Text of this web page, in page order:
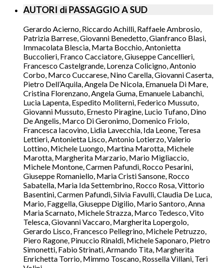
AUTORI di PASSAGGIO A SUD
Gerardo Acierno, Riccardo Achilli, Raffaele Ambrosio,
Patrizia Barrese, Giovanni Benedetto, Gianfranco Blasi,
Immacolata Blescia, Marta Bocchio, Antonietta
Buccolieri, Franco Cacciatore, Giuseppe Cancellieri,
Francesco Castelgrande, Lorenza Colicigno, Antonio
Corbo, Marco Cuccarese, Nino Carella, Giovanni Caserta,
Pietro Dell’Aquila, Angela De Nicola, Emanuela Di Mare,
Cristina Florenzano, Angela Guma, Emanuele Labanchi,
Lucia Lapenta, Espedito Moliterni, Federico Mussuto,
Giovanni Mussuto, Ernesto Piragine, Lucio Tufano, Dino
De Angelis, Marco Di Geronimo, Domenico Friolo,
Francesca Iacovino, Lidia Lavecchia, Ida Leone, Teresa
Lettieri, Antonietta Lisco, Antonio Lotierzo, Valerio
Lottino, Michele Luongo, Martina Marotta, Michele
Marotta, Margherita Marzario, Mario Migliaccio,
Michele Montone, Carmen Pafundi, Rocco Pesarini,
Giuseppe Romaniello, Maria Cristi Sansone, Rocco
Sabatella, Maria Ida Settembrino, Rocco Rosa, Vittorio
Basentini, Carmen Pafundi, Silvia Favulli, Claudia De Luca,
Mario, Faggella, Giuseppe Digilio, Mario Santoro, Anna
Maria Scarnato, Michele Strazza, Marco Tedesco, Vito
Telesca, Giovanni Vaccaro, Margherita Lopergolo,
Gerardo Lisco, Francesco Pellegrino, Michele Petruzzo,
Piero Ragone, Pinuccio Rinaldi, Michele Saponaro, Pietro
Simonetti, Fabio Strinati, Armando Tita, Margherita
Enrichetta Torrio, Mimmo Toscano, Rossella Villani, Teri